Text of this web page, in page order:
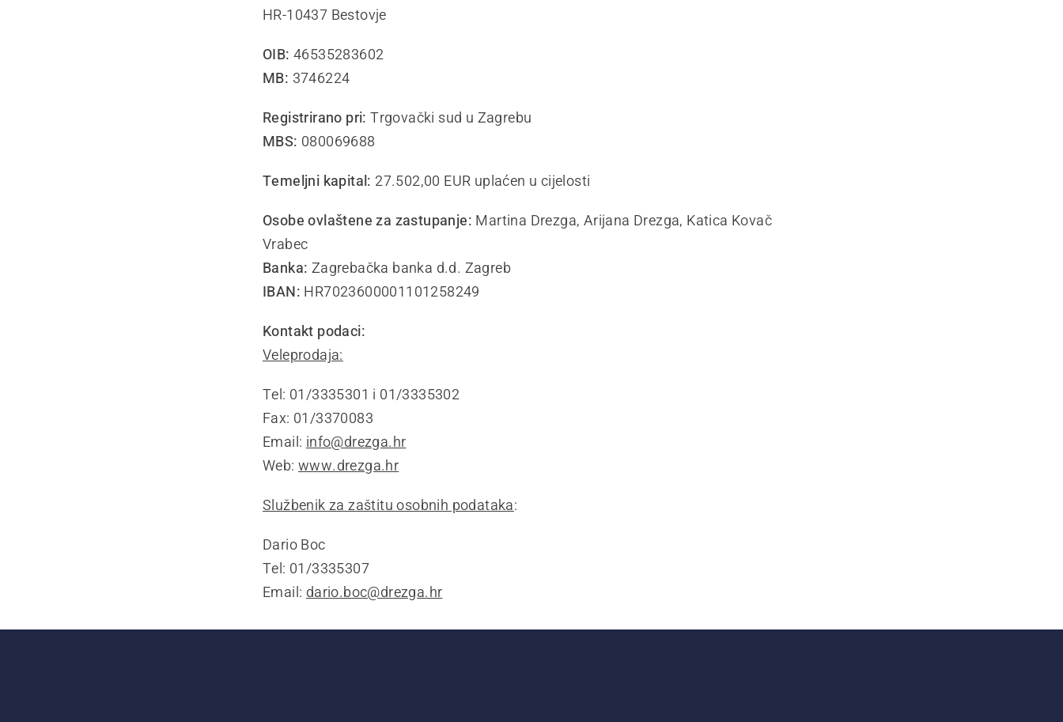
HR-10437 Bestovje
OIB: 46535283602
MB: 3746224
Registrirano pri: Trgovački sud u Zagrebu
MBS: 080069688
Temeljni kapital: 27.502,00 EUR uplaćen u cijelosti
Osobe ovlaštene za zastupanje: Martina Drezga, Arijana Drezga, Katica Kovač
Vrabec
Banka: Zagrebačka banka d.d. Zagreb
IBAN: HR7023600001101258249
Kontakt podaci:
Veleprodaja:
Tel: 01/3335301 i 01/3335302
Fax: 01/3370083
Email: info@drezga.hr
Web: www.drezga.hr
Službenik za zaštitu osobnih podataka:
Dario Boc
Tel: 01/3335307
Email: dario.boc@drezga.hr